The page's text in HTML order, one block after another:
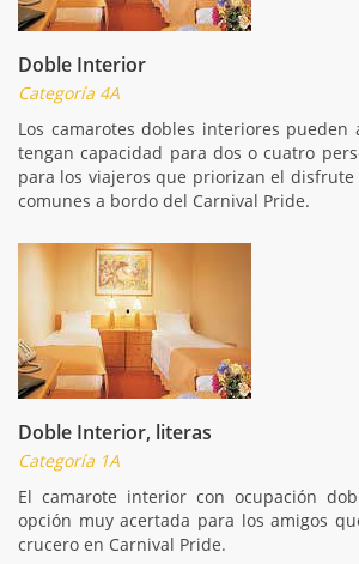
Doble Interior
Categoría 4A
Los camarotes dobles interiores pueden
tengan capacidad para dos o cuatro
para los viajeros que priorizan el disfrute
comunes a bordo del Carnival Pride.
Doble Interior, literas
Categoría 1A
El camarote interior con ocupación
opción muy acertada para los amigos
crucero en Carnival Pride.